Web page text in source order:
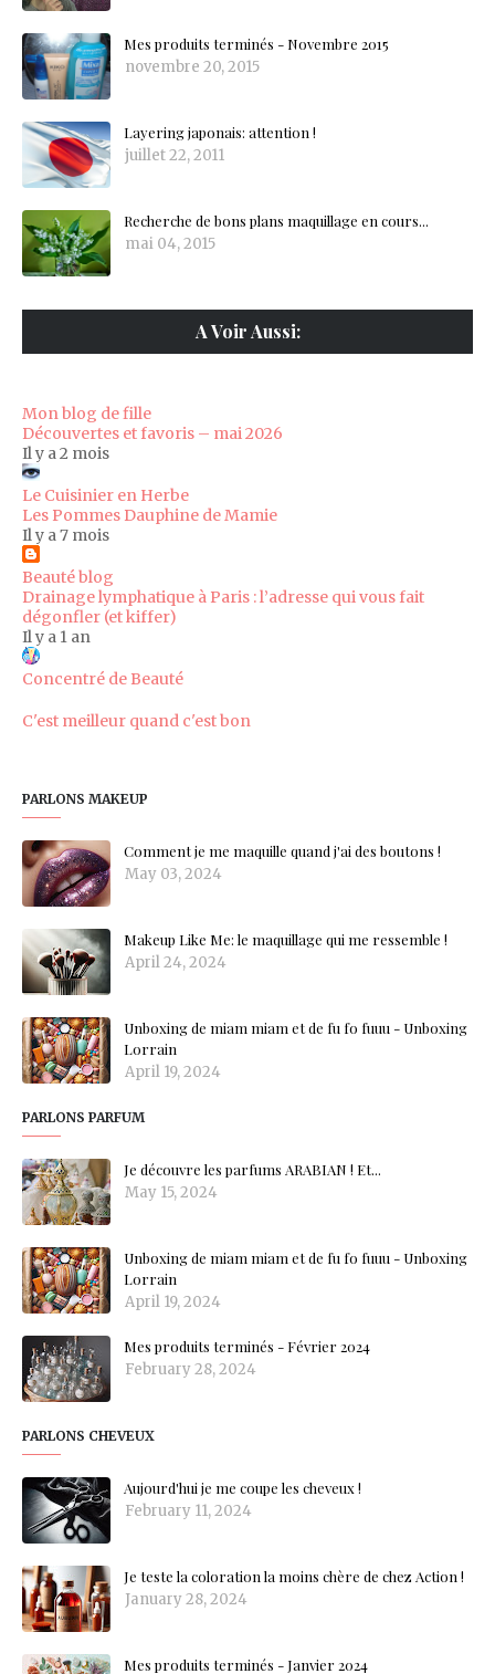
Mes produits terminés - Novembre 2015
novembre 20, 2015
Layering japonais: attention !
juillet 22, 2011
Recherche de bons plans maquillage en cours...
mai 04, 2015
A Voir Aussi:
Mon blog de fille
Découvertes et favoris – mai 2026
Il y a 2 mois
Le Cuisinier en Herbe
Les Pommes Dauphine de Mamie
Il y a 7 mois
Beauté blog
Drainage lymphatique à Paris : l’adresse qui vous fait
dégonfler (et kiffer)
Il y a 1 an
Concentré de Beauté
C'est meilleur quand c'est bon
PARLONS MAKEUP
Comment je me maquille quand j'ai des boutons !
May 03, 2024
Makeup Like Me: le maquillage qui me ressemble !
April 24, 2024
Unboxing de miam miam et de fu fo fuuu - Unboxing
Lorrain
April 19, 2024
PARLONS PARFUM
Je découvre les parfums ARABIAN ! Et...
May 15, 2024
Unboxing de miam miam et de fu fo fuuu - Unboxing
Lorrain
April 19, 2024
Mes produits terminés - Février 2024
February 28, 2024
PARLONS CHEVEUX
Aujourd'hui je me coupe les cheveux !
February 11, 2024
Je teste la coloration la moins chère de chez Action !
January 28, 2024
Mes produits terminés - Janvier 2024